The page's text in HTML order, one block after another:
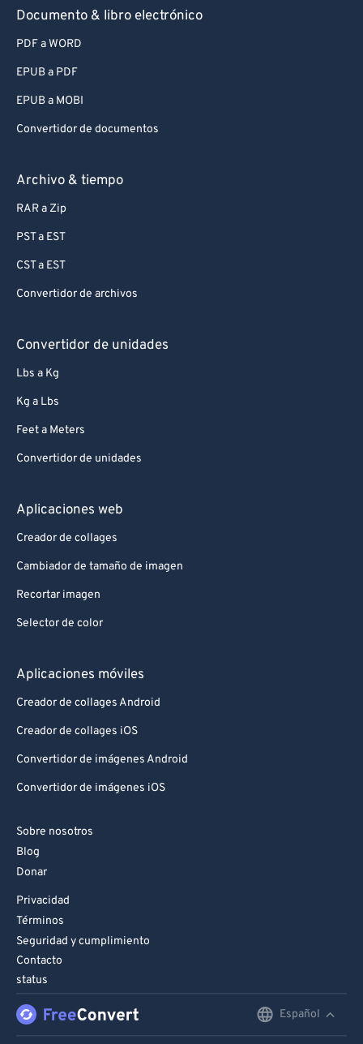
Documento & libro electrónico
PDF a WORD
EPUB a PDF
EPUB a MOBI
Convertidor de documentos
Archivo & tiempo
RAR a Zip
PST a EST
CST a EST
Convertidor de archivos
Convertidor de unidades
Lbs a Kg
Kg a Lbs
Feet a Meters
Convertidor de unidades
Aplicaciones web
Creador de collages
Cambiador de tamaño de imagen
Recortar imagen
Selector de color
Aplicaciones móviles
Creador de collages Android
Creador de collages iOS
Convertidor de imágenes Android
Convertidor de imágenes iOS
Sobre nosotros
Blog
Donar
Privacidad
Términos
Seguridad y cumplimiento
Contacto
status
Español